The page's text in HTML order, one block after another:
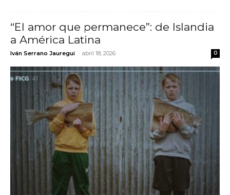
“El amor que permanece”: de Islandia
a América Latina
Iván Serrano Jauregui - abril 18, 2026 0